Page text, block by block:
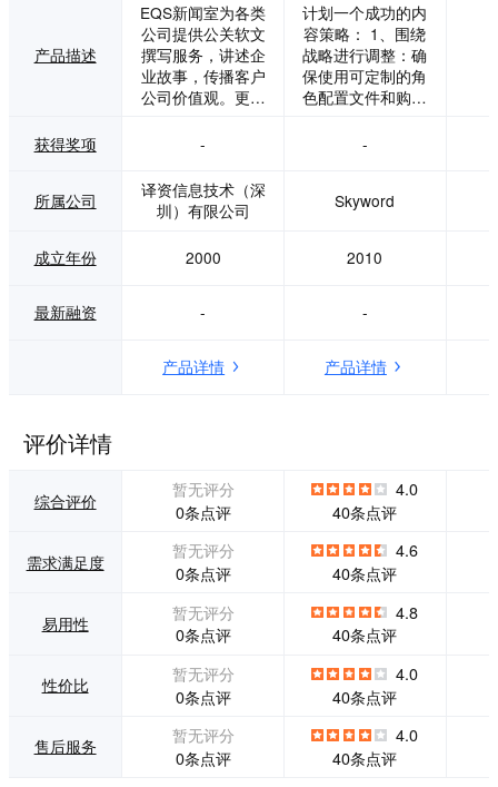
产品描述
EQS新闻室为各类
公司提供公关软文
撰写服务，讲述企
业故事，传播客户
公司价值观。更与
供股票评级，扩大
公司影响力。配合
EQS自有的多样化
套餐，建立更高效
覆盖网络，有效触
计划一个成功的内
容策略： 1、围绕
战略进行调整：确
保使用可定制的角
色配置文件和购买
进行协作：在Skyw
跨地区、部门和活
配。 3、确保准时
行排序的过滤器跟
建：在Skyword Ke
yword Planner中使
用推荐的关键字、
竞争分析和多语言
SEO设置您的成功
策略。 2、组织你
的想法：使用Skyw
ord Ideation Mana
gement在一个简单
的工作流程中简化
提交并促进与内部
和外部贡献者的讨
论。 3、接受专家
意见：为贡献者分
配想法和截止日
获得奖项 - -
所属公司
译资信息技术（深
圳）有限公司
Skyword
成立年份 2000 2010
最新融资 - -
产品详情 产品详情
评价详情
综合评价
暂无评分
0条点评
4.0
40条点评
需求满足度
暂无评分
0条点评
4.6
40条点评
易用性
暂无评分
0条点评
4.8
40条点评
性价比
暂无评分
0条点评
4.0
40条点评
售后服务
暂无评分
0条点评
4.0
40条点评